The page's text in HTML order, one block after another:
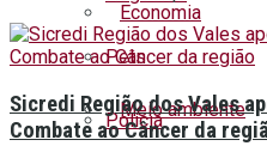
Economia
Meio ambiente
Pets
Polícia
Sicredi Região dos Vales
Combate ao Câncer da